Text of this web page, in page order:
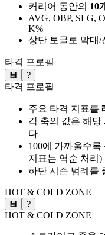
커리어 동안의 10
AVG, OBP, SLG,
K%
상단 토글로 막대/
타격 프로필
💾 ?
타격 프로필
주요 타격 지표를
각 축의 값은 해당
다
100에 가까울수
지표는 역순 처리)
하단 시즌 범례를
HOT & COLD ZONE
💾 ?
HOT & COLD ZONE